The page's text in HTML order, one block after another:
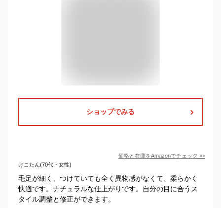
ショップでみる
価格と在庫をAmazonでチェック >>
けこたん(70代・女性)
毛足が細く、つけていても全く異物感がなくて、柔らかく
快適です。ナチュラルな仕上がりです。自分の目に合うス
タイル調整と修正ができます。